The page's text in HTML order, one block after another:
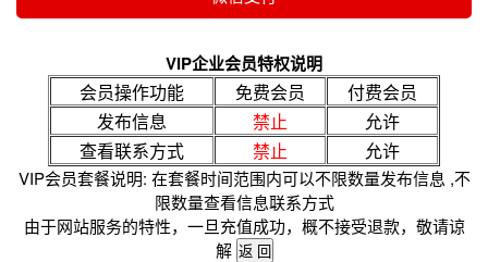
VIP企业会员特权说明
会员操作功能 免费会员
付费会员
发布信息
禁止
允许
查看联系方式
禁止 允许
VIP会员套餐说明: 在套餐时间范围内可以不限数量发布信息 ,不
限数量查看信息联系方式
由于网站服务的特性，一旦充值成功，概不接受退款，敬请谅
解